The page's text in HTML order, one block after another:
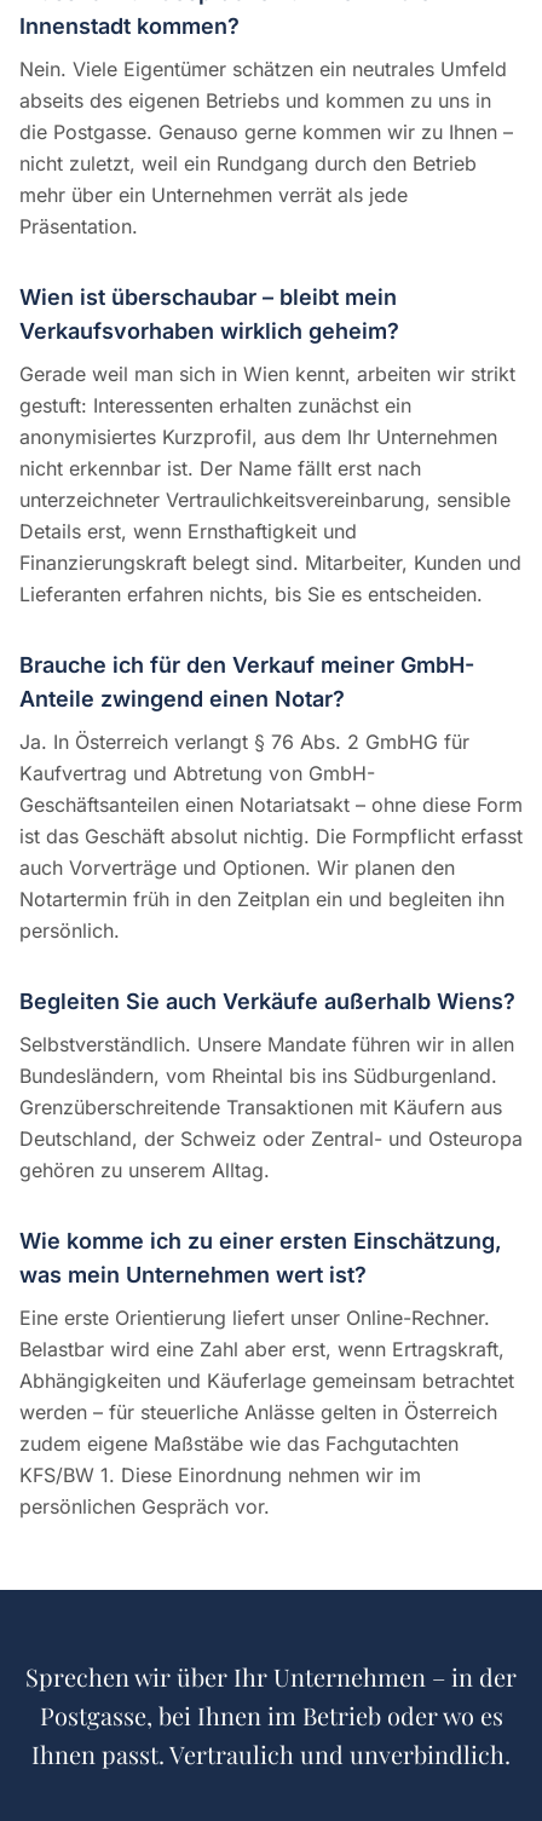
Innenstadt kommen?
Nein. Viele Eigentümer schätzen ein neutrales Umfeld
abseits des eigenen Betriebs und kommen zu uns in
die Postgasse. Genauso gerne kommen wir zu Ihnen –
nicht zuletzt, weil ein Rundgang durch den Betrieb
mehr über ein Unternehmen verrät als jede
Präsentation.
Wien ist überschaubar – bleibt mein
Verkaufsvorhaben wirklich geheim?
Gerade weil man sich in Wien kennt, arbeiten wir strikt
gestuft: Interessenten erhalten zunächst ein
anonymisiertes Kurzprofil, aus dem Ihr Unternehmen
nicht erkennbar ist. Der Name fällt erst nach
unterzeichneter Vertraulichkeitsvereinbarung, sensible
Details erst, wenn Ernsthaftigkeit und
Finanzierungskraft belegt sind. Mitarbeiter, Kunden und
Lieferanten erfahren nichts, bis Sie es entscheiden.
Brauche ich für den Verkauf meiner GmbH-
Anteile zwingend einen Notar?
Ja. In Österreich verlangt § 76 Abs. 2 GmbHG für
Kaufvertrag und Abtretung von GmbH-
Geschäftsanteilen einen Notariatsakt – ohne diese Form
ist das Geschäft absolut nichtig. Die Formpflicht erfasst
auch Vorverträge und Optionen. Wir planen den
Notartermin früh in den Zeitplan ein und begleiten ihn
persönlich.
Begleiten Sie auch Verkäufe außerhalb Wiens?
Selbstverständlich. Unsere Mandate führen wir in allen
Bundesländern, vom Rheintal bis ins Südburgenland.
Grenzüberschreitende Transaktionen mit Käufern aus
Deutschland, der Schweiz oder Zentral- und Osteuropa
gehören zu unserem Alltag.
Wie komme ich zu einer ersten Einschätzung,
was mein Unternehmen wert ist?
Eine erste Orientierung liefert unser Online-Rechner.
Belastbar wird eine Zahl aber erst, wenn Ertragskraft,
Abhängigkeiten und Käuferlage gemeinsam betrachtet
werden – für steuerliche Anlässe gelten in Österreich
zudem eigene Maßstäbe wie das Fachgutachten
KFS/BW 1. Diese Einordnung nehmen wir im
persönlichen Gespräch vor.
Sprechen wir über Ihr Unternehmen – in der
Postgasse, bei Ihnen im Betrieb oder wo es
Ihnen passt. Vertraulich und unverbindlich.